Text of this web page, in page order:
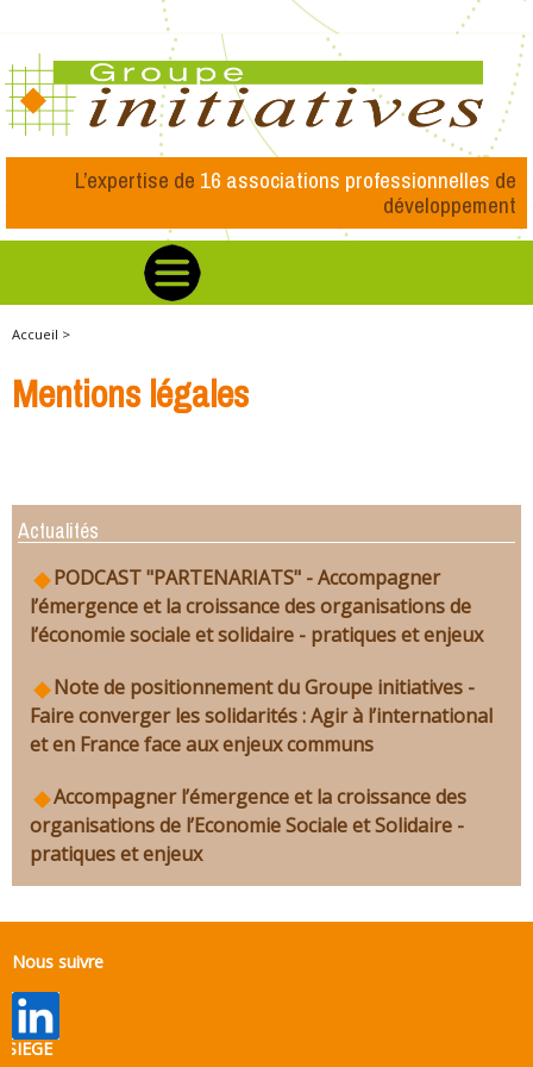
L’expertise de 16 associations professionnelles de
développement
Accueil >
Mentions légales
Actualités
PODCAST "PARTENARIATS" - Accompagner
l’émergence et la croissance des organisations de
l’économie sociale et solidaire - pratiques et enjeux
Note de positionnement du Groupe initiatives -
Faire converger les solidarités : Agir à l’international
et en France face aux enjeux communs
Accompagner l’émergence et la croissance des
organisations de l’Economie Sociale et Solidaire -
pratiques et enjeux
Nous suivre
SIEGE